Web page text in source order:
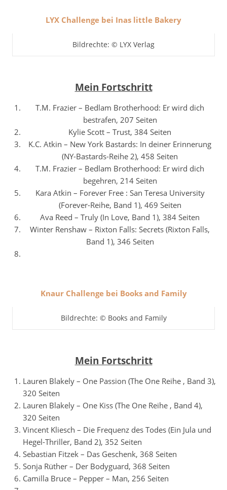
LYX Challenge bei Inas little Bakery
Bildrechte: © LYX Verlag
Mein Fortschritt
T.M. Frazier – Bedlam Brotherhood: Er wird dich
bestrafen, 207 Seiten
Kylie Scott – Trust, 384 Seiten
K.C. Atkin – New York Bastards: In deiner Erinnerung
(NY-Bastards-Reihe 2), 458 Seiten
T.M. Frazier – Bedlam Brotherhood: Er wird dich
begehren, 214 Seiten
Kara Atkin – Forever Free : San Teresa University
(Forever-Reihe, Band 1), 469 Seiten
Ava Reed – Truly (In Love, Band 1), 384 Seiten
Winter Renshaw – Rixton Falls: Secrets (Rixton Falls,
Band 1), 346 Seiten
Knaur Challenge bei Books and Family
Bildrechte: © Books and Family
Mein Fortschritt
Lauren Blakely – One Passion (The One Reihe , Band 3),
320 Seiten
Lauren Blakely – One Kiss (The One Reihe , Band 4),
320 Seiten
Vincent Kliesch – Die Frequenz des Todes (Ein Jula und
Hegel-Thriller, Band 2), 352 Seiten
Sebastian Fitzek – Das Geschenk, 368 Seiten
Sonja Rüther – Der Bodyguard, 368 Seiten
Camilla Bruce – Pepper – Man, 256 Seiten